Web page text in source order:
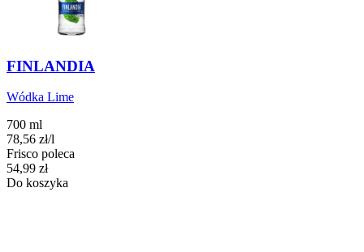
FINLANDIA
Wódka Lime
700 ml
78,56 zł/l
Frisco poleca
Cena
54,99 zł
Do koszyka